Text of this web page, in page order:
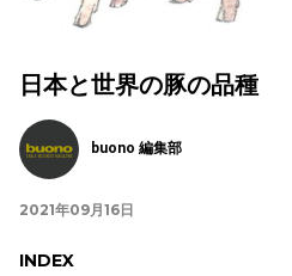
日本と世界の豚の品種
buono 編集部
2021年09月16日
INDEX